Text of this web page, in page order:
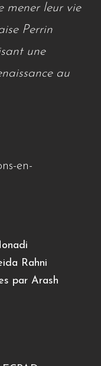
mener leur vie
Perrin
une
au
en-
Rahni
par Arash